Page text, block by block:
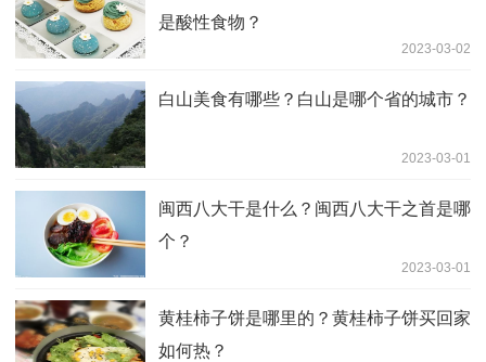
是酸性食物？
2023-03-02
白山美食有哪些？白山是哪个省的城市？
2023-03-01
闽西八大干是什么？闽西八大干之首是哪
个？
2023-03-01
黄桂柿子饼是哪里的？黄桂柿子饼买回家
如何热？